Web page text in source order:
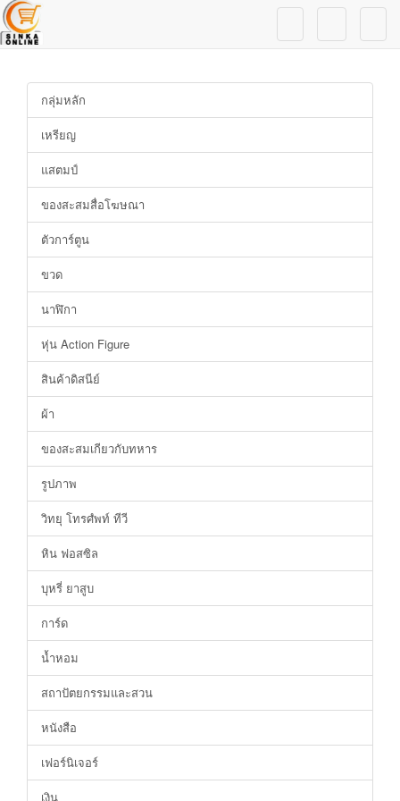
กลุ่มหลัก
เหรียญ
แสตมป์
ของสะสมสื่อโฆษณา
ตัวการ์ตูน
ขวด
นาฬิกา
หุ่น Action Figure
สินค้าดิสนีย์
ผ้า
ของสะสมเกียวกับทหาร
รูปภาพ
วิทยุ โทรศํพท์ ทีวี
หิน ฟอสซิล
บุหรี่ ยาสูบ
การ์ด
น้ำหอม
สถาปัตยกรรมและสวน
หนังสือ
เฟอร์นิเจอร์
เงิน